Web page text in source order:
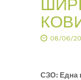
08/06/
СЗО: Една